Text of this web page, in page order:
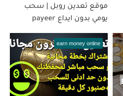
موقع تعدين روبل | سحب
يومي بدون ايداع payeer
earn money online